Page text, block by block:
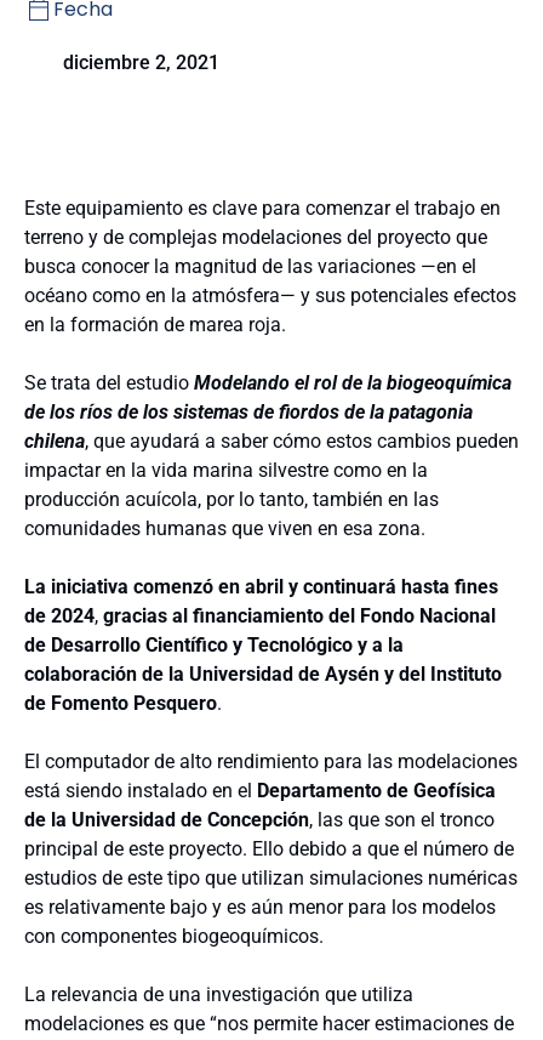
Fecha
diciembre 2, 2021
Este equipamiento es clave para comenzar el trabajo en
terreno y de complejas modelaciones del proyecto que
busca conocer la magnitud de las variaciones —en el
océano como en la atmósfera— y sus potenciales efectos
en la formación de marea roja.
Se trata del estudio Modelando el rol de la biogeoquímica
de los ríos de los sistemas de fiordos de la patagonia
chilena, que ayudará a saber cómo estos cambios pueden
impactar en la vida marina silvestre como en la
producción acuícola, por lo tanto, también en las
comunidades humanas que viven en esa zona.
La iniciativa comenzó en abril y continuará hasta fines
de 2024, gracias al financiamiento del Fondo Nacional
de Desarrollo Científico y Tecnológico y a la
colaboración de la Universidad de Aysén y del Instituto
de Fomento Pesquero.
El computador de alto rendimiento para las modelaciones
está siendo instalado en el Departamento de Geofísica
de la Universidad de Concepción, las que son el tronco
principal de este proyecto. Ello debido a que el número de
estudios de este tipo que utilizan simulaciones numéricas
es relativamente bajo y es aún menor para los modelos
con componentes biogeoquímicos.
La relevancia de una investigación que utiliza
modelaciones es que “nos permite hacer estimaciones de